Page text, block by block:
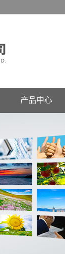
产品中心